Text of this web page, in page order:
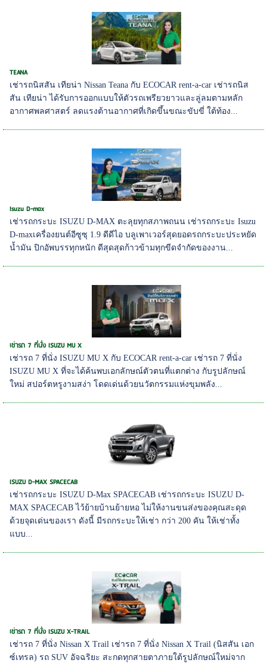
TEANA
เช่ารถนิสสัน เทียน่า Nissan Teana กับ ECOCAR rent-a-car เช่ารถนิส
สัน เทียน่า ได้รับการออกแบบให้ตัวรถเพรียวยาวและลู่ลมตามหลัก
อากาศพลศาสตร์ ลดแรงต้านอากาศที่เกิดขึ้นขณะขับขี่ ใต้ท้อง...
Isuzu D-max
เช่ารถกระบะ ISUZU D-MAX ตะลุยทุกสภาพถนน เช่ารถกระบะ Isuzu
D-maxเครื่องยนต์อีซูซุ 1.9 ดีดีไอ บลูเพาเวอร์สุดยอดรถกระบะประหยัด
น้ำมัน ปิกอัพบรรทุกหนัก ดีสุดสุดก้าวข้ามทุกขีดจำกัดของงาน...
เช่ารถ 7 ที่นั่ง ISUZU MU X
เช่ารถ 7 ที่นั่ง ISUZU MU X กับ ECOCAR rent-a-car เช่ารถ 7 ที่นั่ง
ISUZU MU X ที่จะได้ค้นพบเอกลักษณ์ตัวตนที่แตกต่าง กับรูปลักษณ์
ใหม่ สปอร์ตหรูงามสง่า โดดเด่นด้วยนวัตกรรมแห่งขุมพลัง...
ISUZU D-MAX SPACECAB
เช่ารถกระบะ ISUZU D-Max SPACECAB เช่ารถกระบะ ISUZU D-
MAX SPACECAB ไว้ย้ายบ้านย้ายหอ ไม่ให้งานขนส่งของคุณสะดุด
ด้วยจุดเด่นของเรา ดังนี้ มีรถกระบะให้เช่า กว่า 200 คัน ให้เช่าทั้ง
แบบ...
เช่ารถ 7 ที่นั่ง ISUZU X-TRAIL
เช่ารถ 7 ที่นั่ง Nissan X Trail เช่ารถ 7 ที่นั่ง Nissan X Trail (นิสสัน เอก
ซ์เทรล) รถ SUV อัจฉริยะ สะกดทุกสายตาภายใต้รูปลักษณ์ใหม่จาก